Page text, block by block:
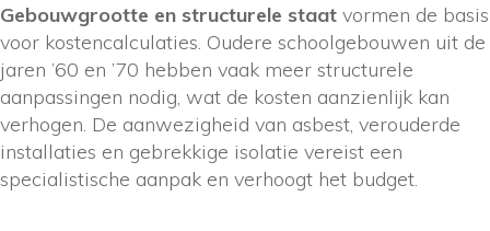
Gebouwgrootte en structurele staat vormen de basis
voor kostencalculaties. Oudere schoolgebouwen uit de
jaren ’60 en ’70 hebben vaak meer structurele
aanpassingen nodig, wat de kosten aanzienlijk kan
verhogen. De aanwezigheid van asbest, verouderde
installaties en gebrekkige isolatie vereist een
specialistische aanpak en verhoogt het budget.